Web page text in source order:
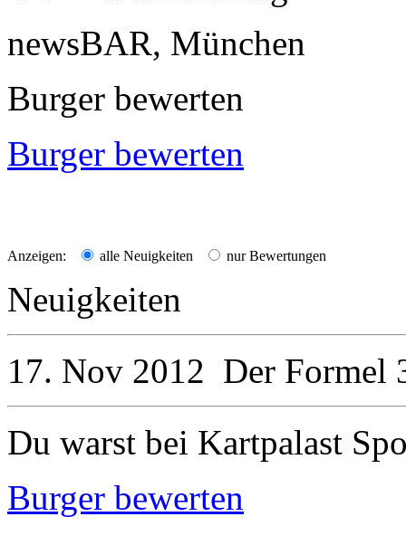
newsBAR, München
Burger bewerten
Burger bewerten
Anzeigen: alle Neuigkeiten nur Bewertungen
Neuigkeiten
17. Nov 2012 Der Formel
Du warst bei Kartpalast
Burger bewerten